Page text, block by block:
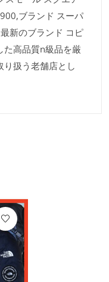
ブランド スーパ
新のブランド コピ
た高品質n級品を厳
扱う老舗店とし